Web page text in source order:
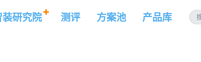
装研究院 测评 方案池 产品库